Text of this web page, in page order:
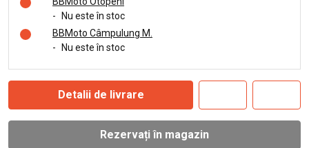
-
Nu este în stoc
BBMoto Câmpulung M.
-
Nu este în stoc
Detalii de livrare
Rezervați în magazin